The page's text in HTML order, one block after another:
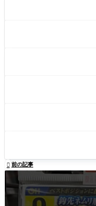
 前の記事